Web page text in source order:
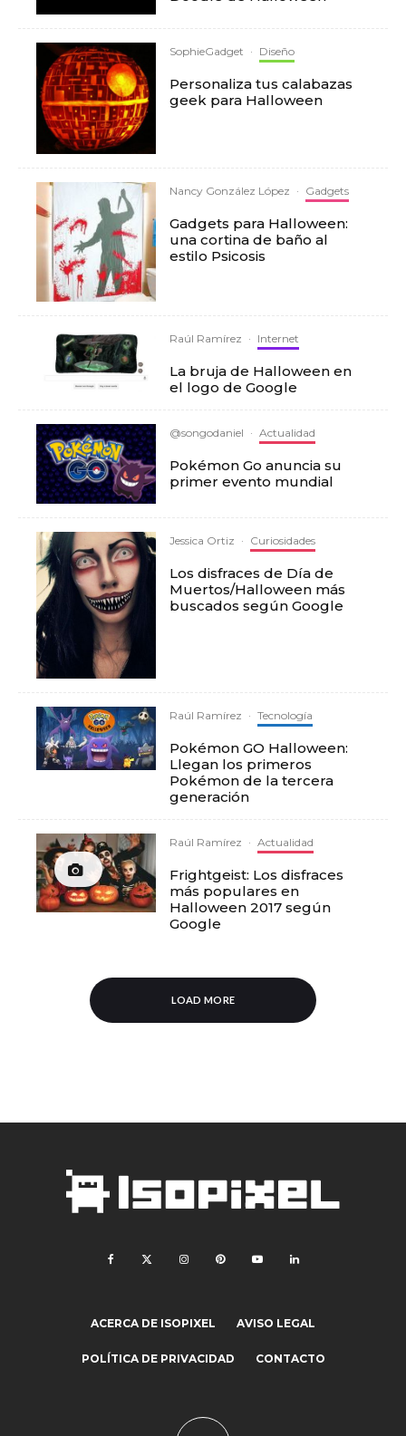
SophieGadget · Diseño
Personaliza tus calabazas
geek para Halloween
Nancy González López · Gadgets
Gadgets para Halloween:
una cortina de baño al
estilo Psicosis
Raúl Ramírez · Internet
La bruja de Halloween en
el logo de Google
@songodaniel · Actualidad
Pokémon Go anuncia su
primer evento mundial
Jessica Ortiz · Curiosidades
Los disfraces de Día de
Muertos/Halloween más
buscados según Google
Raúl Ramírez · Tecnología
Pokémon GO Halloween:
Llegan los primeros
Pokémon de la tercera
generación
Raúl Ramírez · Actualidad
Frightgeist: Los disfraces
más populares en
Halloween 2017 según
Google
LOAD MORE
ACERCA DE ISOPIXEL AVISO LEGAL
POLÍTICA DE PRIVACIDAD CONTACTO